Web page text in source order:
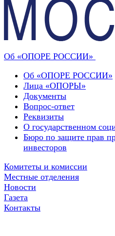
Об «ОПОРЕ РОССИИ»
Об «ОПОРЕ РОССИИ»
Лица «ОПОРЫ»
Документы
Вопрос-ответ
Реквизиты
О государственном
Бюро по защите прав
инвесторов
Комитеты и комиссии
Местные отделения
Новости
Газета
Контакты